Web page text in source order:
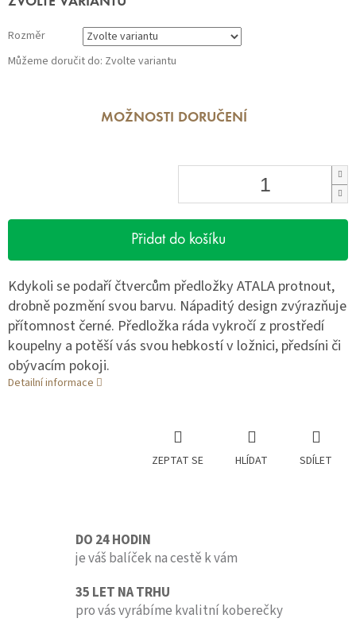
Rozměr
Můžeme doručit do: Zvolte variantu
MOŽNOSTI DORUČENÍ
Přidat do košíku
Kdykoli se podaří čtvercům předložky ATALA protnout,
drobně pozmění svou barvu. Nápaditý design zvýrazňuje
přítomnost černé. Předložka ráda vykročí z prostředí
koupelny a potěší vás svou hebkostí v ložnici, předsíni či
obývacím pokoji.
Detailní informace
ZEPTAT SE HLÍDAT SDÍLET
DO 24 HODIN
je váš balíček na cestě k vám
35 LET NA TRHU
pro vás vyrábíme kvalitní koberečky